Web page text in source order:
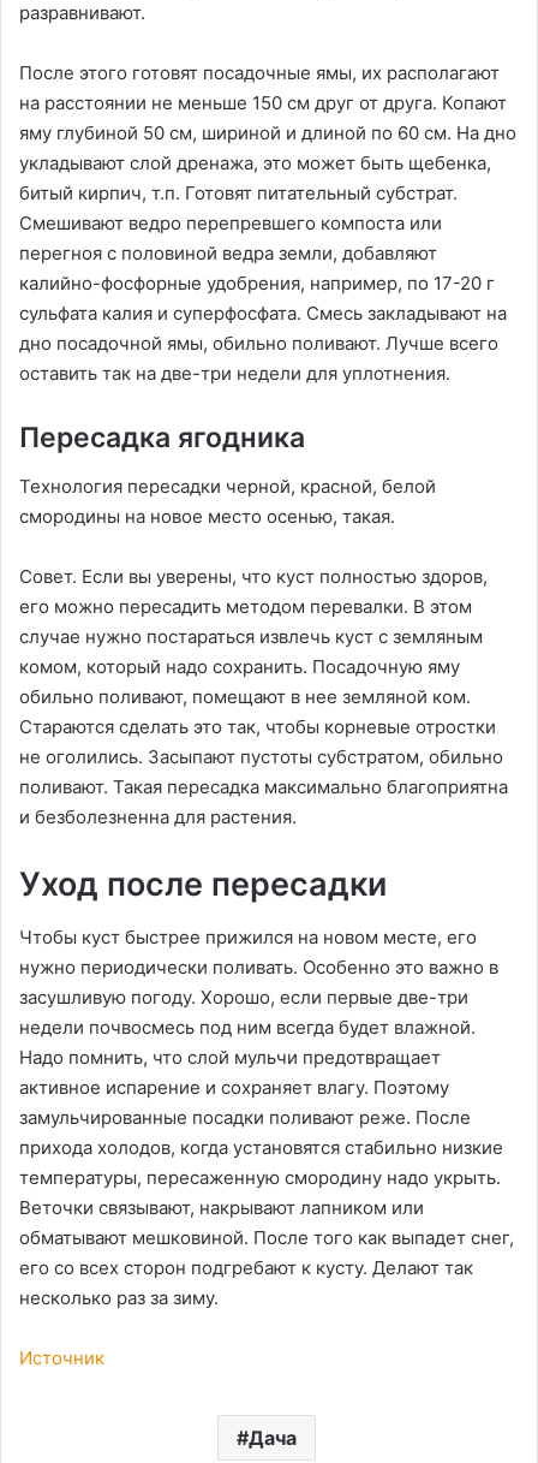
разравнивают.
После этого готовят посадочные ямы, их располагают
на расстоянии не меньше 150 см друг от друга. Копают
яму глубиной 50 см, шириной и длиной по 60 см. На дно
укладывают слой дренажа, это может быть щебенка,
битый кирпич, т.п. Готовят питательный субстрат.
Смешивают ведро перепревшего компоста или
перегноя с половиной ведра земли, добавляют
калийно-фосфорные удобрения, например, по 17-20 г
сульфата калия и суперфосфата. Смесь закладывают на
дно посадочной ямы, обильно поливают. Лучше всего
оставить так на две-три недели для уплотнения.
Пересадка ягодника
Технология пересадки черной, красной, белой
смородины на новое место осенью, такая.
Совет. Если вы уверены, что куст полностью здоров,
его можно пересадить методом перевалки. В этом
случае нужно постараться извлечь куст с земляным
комом, который надо сохранить. Посадочную яму
обильно поливают, помещают в нее земляной ком.
Стараются сделать это так, чтобы корневые отростки
не оголились. Засыпают пустоты субстратом, обильно
поливают. Такая пересадка максимально благоприятна
и безболезненна для растения.
Уход после пересадки
Чтобы куст быстрее прижился на новом месте, его
нужно периодически поливать. Особенно это важно в
засушливую погоду. Хорошо, если первые две-три
недели почвосмесь под ним всегда будет влажной.
Надо помнить, что слой мульчи предотвращает
активное испарение и сохраняет влагу. Поэтому
замульчированные посадки поливают реже. После
прихода холодов, когда установятся стабильно низкие
температуры, пересаженную смородину надо укрыть.
Веточки связывают, накрывают лапником или
обматывают мешковиной. После того как выпадет снег,
его со всех сторон подгребают к кусту. Делают так
несколько раз за зиму.
Источник
Дача